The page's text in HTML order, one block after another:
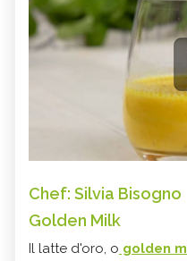
Chef: Silvia Bisogno
Golden Milk
Il latte d'oro, o golden